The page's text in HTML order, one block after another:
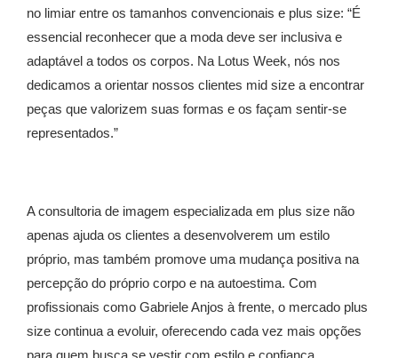
no limiar entre os tamanhos convencionais e plus size: “É
essencial reconhecer que a moda deve ser inclusiva e
adaptável a todos os corpos. Na Lotus Week, nós nos
dedicamos a orientar nossos clientes mid size a encontrar
peças que valorizem suas formas e os façam sentir-se
representados.”
A consultoria de imagem especializada em plus size não
apenas ajuda os clientes a desenvolverem um estilo
próprio, mas também promove uma mudança positiva na
percepção do próprio corpo e na autoestima. Com
profissionais como Gabriele Anjos à frente, o mercado plus
size continua a evoluir, oferecendo cada vez mais opções